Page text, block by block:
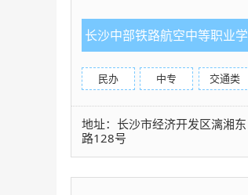
长沙中部铁路航空中等职业学
校
民办 中专 交通类
地址：长沙市经济开发区漓湘东
路128号